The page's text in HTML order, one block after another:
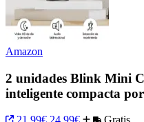
Amazon
2 unidades Blink Mini
inteligente compacta